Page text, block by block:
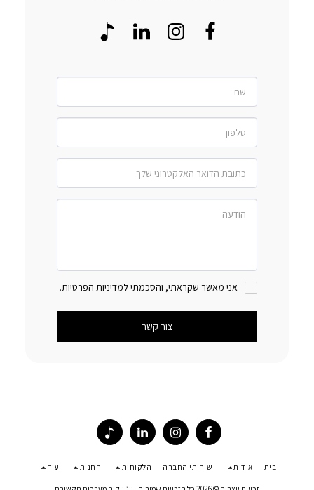
אני מאשר שקראתי, והסכמתי למדיניות הפרטיות.
צור קשר
בית אודות שירותי החברה הלקוחות החנות עוד